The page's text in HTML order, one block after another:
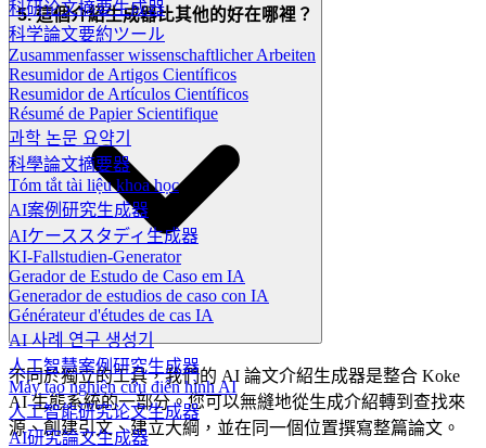
科研论文摘要生成器
科学論文要約ツール
Zusammenfasser wissenschaftlicher Arbeiten
Resumidor de Artigos Científicos
Resumidor de Artículos Científicos
Résumé de Papier Scientifique
과학 논문 요약기
科學論文摘要器
Tóm tắt tài liệu khoa học
AI案例研究生成器
AIケーススタディ生成器
KI-Fallstudien-Generator
Gerador de Estudo de Caso em IA
Generador de estudios de caso con IA
Générateur d'études de cas IA
AI 사례 연구 생성기
人工智慧案例研究生成器
Máy tạo nghiên cứu điển hình AI
人工智能研究论文生成器
AI研究論文生成器
5. 這個介紹生成器比其他的好在哪裡？
不同於獨立的工具，我們的 AI 論文介紹生成器是整合 Koke
AI 生態系統的一部分。您可以無縫地從生成介紹轉到查找來
源、創建引文、建立大綱，並在同一個位置撰寫整篇論文。